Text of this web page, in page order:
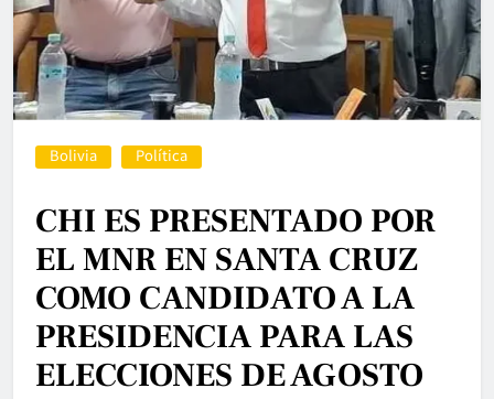
Bolivia Política
CHI ES PRESENTADO POR
EL MNR EN SANTA CRUZ
COMO CANDIDATO A LA
PRESIDENCIA PARA LAS
ELECCIONES DE AGOSTO